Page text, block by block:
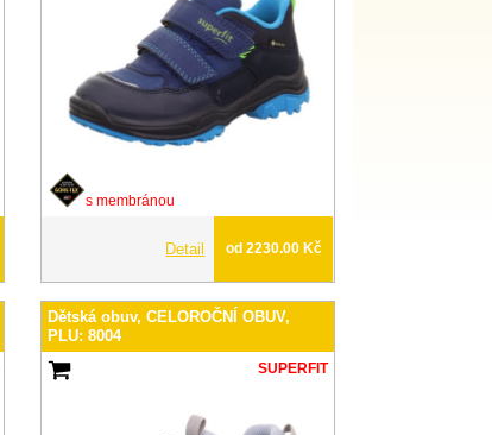
s membránou
Detail od 2230.00 Kč
Dětská obuv, CELOROČNÍ OBUV,
PLU: 8004
SUPERFIT